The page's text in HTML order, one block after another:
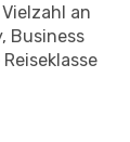
an
Business